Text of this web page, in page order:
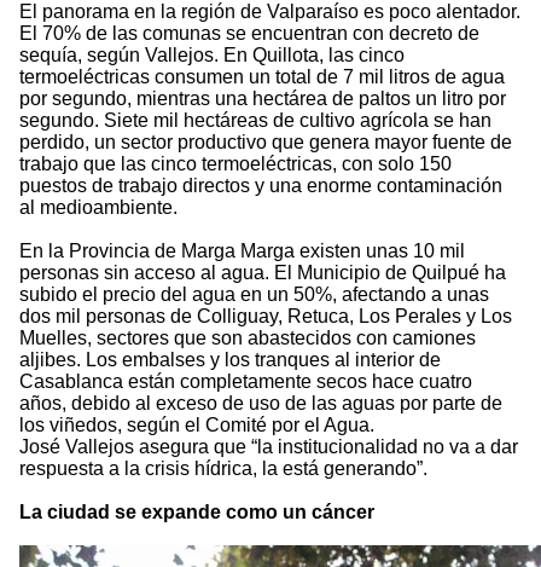
El panorama en la región de Valparaíso es poco alentador.
El 70% de las comunas se encuentran con decreto de
sequía, según Vallejos. En Quillota, las cinco
termoeléctricas consumen un total de 7 mil litros de agua
por segundo, mientras una hectárea de paltos un litro por
segundo. Siete mil hectáreas de cultivo agrícola se han
perdido, un sector productivo que genera mayor fuente de
trabajo que las cinco termoeléctricas, con solo 150
puestos de trabajo directos y una enorme contaminación
al medioambiente.
En la Provincia de Marga Marga existen unas 10 mil
personas sin acceso al agua. El Municipio de Quilpué ha
subido el precio del agua en un 50%, afectando a unas
dos mil personas de Colliguay, Retuca, Los Perales y Los
Muelles, sectores que son abastecidos con camiones
aljibes. Los embalses y los tranques al interior de
Casablanca están completamente secos hace cuatro
años, debido al exceso de uso de las aguas por parte de
los viñedos, según el Comité por el Agua.
José Vallejos asegura que “la institucionalidad no va a dar
respuesta a la crisis hídrica, la está generando”.
La ciudad se expande como un cáncer